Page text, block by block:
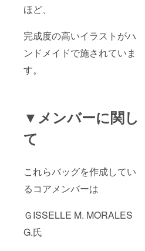
ほど、
完成度の高いイラストがハ
ンドメイドで施されていま
す。
▼メンバーに関し
て
これらバッグを作成してい
るコアメンバーは
ＧISSELLE M. MORALES
G.氏